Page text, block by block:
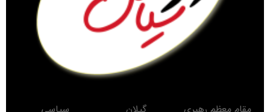
کشف سوخت قاچاق در سياهکل
صعود تیم فوتبال شمال‌جا‌ سیاهکل به لیگ دسته اول بزرگسالان گیلان